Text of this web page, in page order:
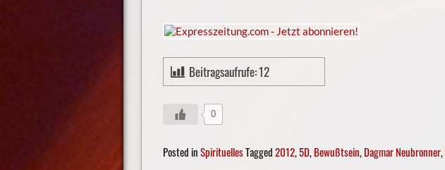
Beitragsaufrufe:12
0
Posted inSpirituellesTagged2012,5D,Bewußtsein,Dagmar Neubronner,